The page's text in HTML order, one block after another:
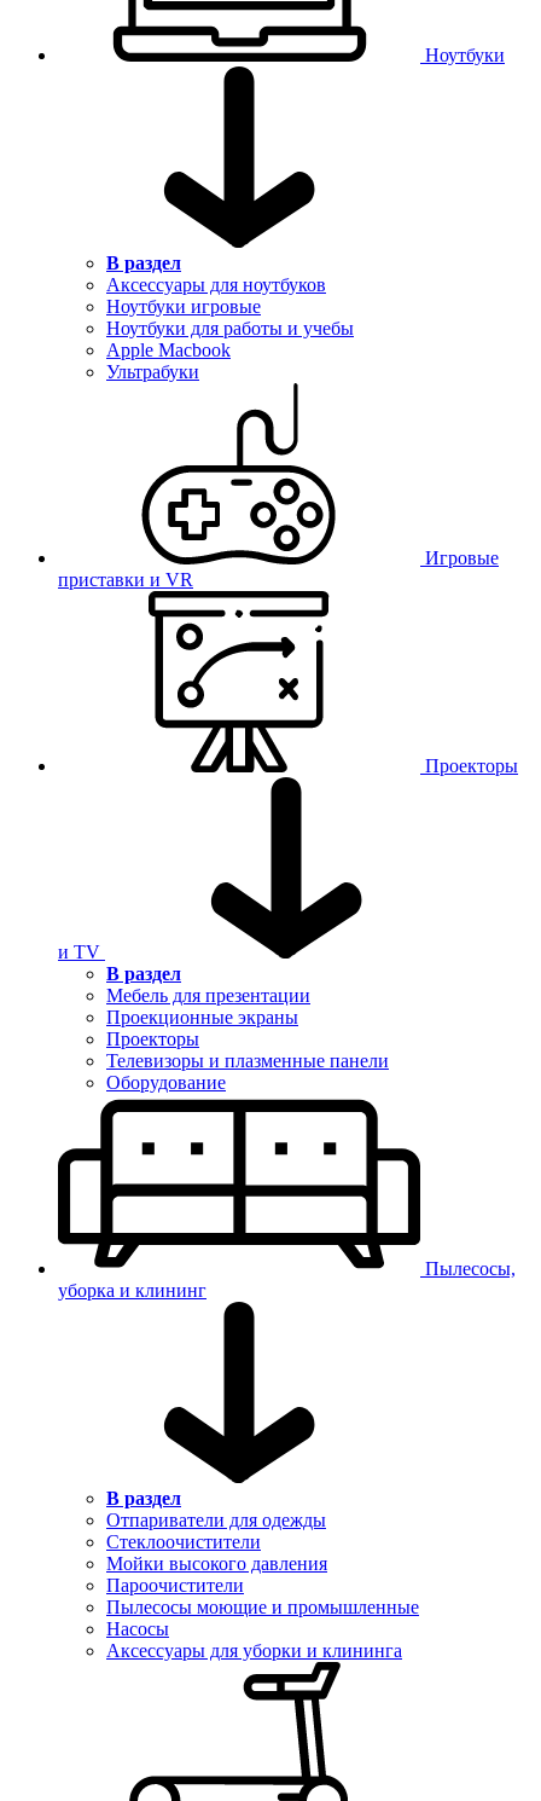
Ноутбуки
В раздел
Аксессуары для ноутбуков
Ноутбуки игровые
Ноутбуки для работы и учебы
Apple Macbook
Ультрабуки
Игровые
приставки и VR
Проекторы
и TV
В раздел
Мебель для презентации
Проекционные экраны
Проекторы
Телевизоры и плазменные панели
Оборудование
Пылесосы,
уборка и клининг
В раздел
Отпариватели для одежды
Стеклоочистители
Мойки высокого давления
Пароочистители
Пылесосы моющие и промышленные
Насосы
Аксессуары для уборки и клининга